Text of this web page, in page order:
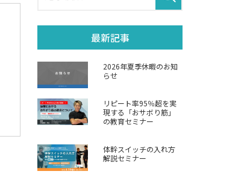
最新記事
2026年夏季休暇のお知
らせ
リピート率95％超を実
現する「おサボり筋」
の教育セミナー
体幹スイッチの入れ方
解説セミナー